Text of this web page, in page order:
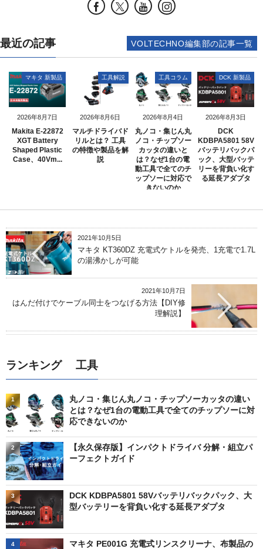
最近の記事
2026年8月7日
マキタ 新製品
Makita E-22872
XGT Battery
Shaped Plastic
Case、40Vm...
2026年8月6日
工具解説
マルチドライバド
リルとは？ 工具
の特徴や製品を解
説
2026年8月4日
工具コラム
丸ノコ・集じん丸
ノコ・チップソー
カッタの違いと
は？なぜ1台の電
動工具で全てのチ
ップソーに対応で
きないのか
2026年8月3日
DCK 新製品
DCK
KDBPA5801 58V
バッテリバックパ
ック、大型バッテ
リーを背負い化す
る延長アダプタ
VOLTECHNO編集部の記事一覧
2021年10月5日
マキタ KT360DZ 充電式ケトルを発売、1充電で1.7L
の湯沸かしが可能
2021年10月7日
はんだ付けでケーブル同士をつなげる方法【DIY修
理解説】
ランキング 工具
丸ノコ・集じん丸ノコ・チップソーカッタの違い
とは？なぜ1台の電動工具で全てのチップソーに対
応できないのか
1
【永久保存版】インパクトドライバ 分解・組立パ
ーフェクトガイド
2
DCK KDBPA5801 58Vバッテリバックパック、大
型バッテリーを背負い化する延長アダプタ
3
マキタ PE001G 充電式リンスクリーナ、布製品の
4